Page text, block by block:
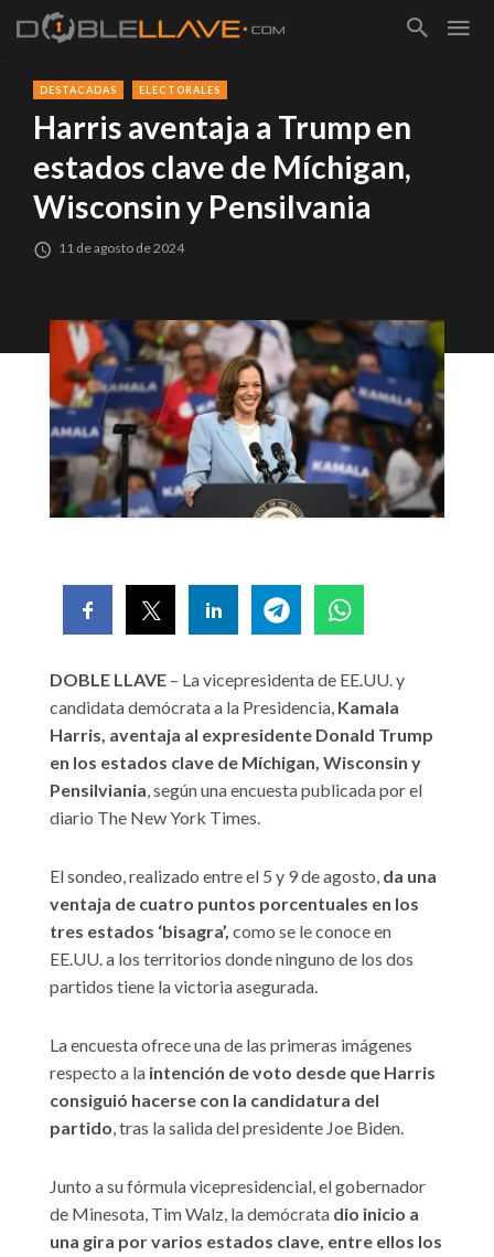
DESTACADAS ELECTORALES
Harris aventaja a Trump en
estados clave de Míchigan,
Wisconsin y Pensilvania
11 de agosto de 2024
DOBLE LLAVE – La vicepresidenta de EE.UU. y
candidata demócrata a la Presidencia, Kamala
Harris, aventaja al expresidente Donald Trump
en los estados clave de Míchigan, Wisconsin y
Pensilviania, según una encuesta publicada por el
diario The New York Times.
El sondeo, realizado entre el 5 y 9 de agosto, da una
ventaja de cuatro puntos porcentuales en los
tres estados ‘bisagra’, como se le conoce en
EE.UU. a los territorios donde ninguno de los dos
partidos tiene la victoria asegurada.
La encuesta ofrece una de las primeras imágenes
respecto a la intención de voto desde que Harris
consiguió hacerse con la candidatura del
partido, tras la salida del presidente Joe Biden.
Junto a su fórmula vicepresidencial, el gobernador
de Minesota, Tim Walz, la demócrata dio inicio a
una gira por varios estados clave, entre ellos los